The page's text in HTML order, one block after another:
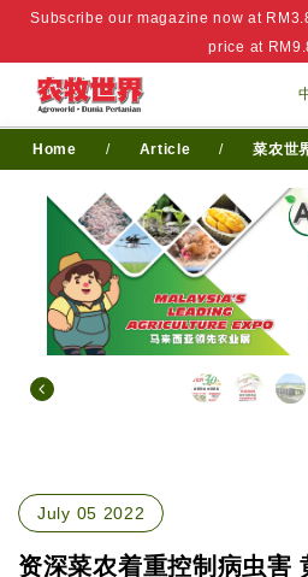
Subscribe our magazine now at
price at
Home / Article / 菜农世
July 05 2022
资深菜农着重控制病虫害